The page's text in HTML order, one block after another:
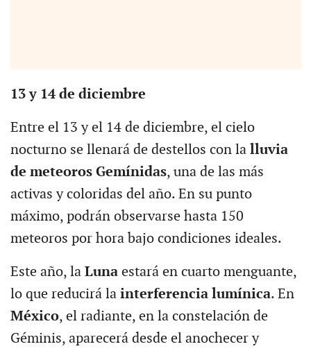
13 y 14 de diciembre
Entre el 13 y el 14 de diciembre, el cielo
nocturno se llenará de destellos con la lluvia
de meteoros Gemínidas, una de las más
activas y coloridas del año. En su punto
máximo, podrán observarse hasta 150
meteoros por hora bajo condiciones ideales.
Este año, la Luna estará en cuarto menguante,
lo que reducirá la interferencia lumínica. En
México, el radiante, en la constelación de
Géminis, aparecerá desde el anochecer y